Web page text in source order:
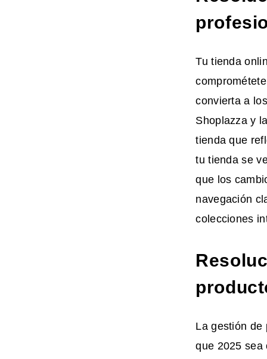
Tu tienda
convierta a
Shoplazza y
tienda que
tu tienda se
que los
navegación
colecciones
La gestión de
que 2025 sea